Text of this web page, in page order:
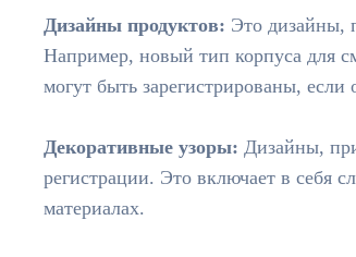
Дизайны продуктов: Это дизайны,
Например, новый тип корпуса для
могут быть зарегистрированы,
Декоративные узоры: Дизайны,
регистрации. Это включает в себя
материалах.